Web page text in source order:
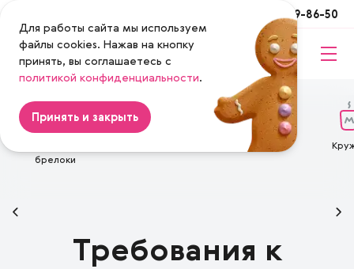
+7 (495) 649-86-50
Magenta
брелоки
Наклейки
Требования к
Для работы сайта мы используем
файлы cookies. Нажав на кнопку
принять, вы соглашаетесь с
политикой конфиденциальности.
Принять и закрыть